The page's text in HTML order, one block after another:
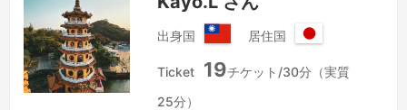
出身国
湾
居住国
本
Ticket 19チケット/30分（実質
25分）